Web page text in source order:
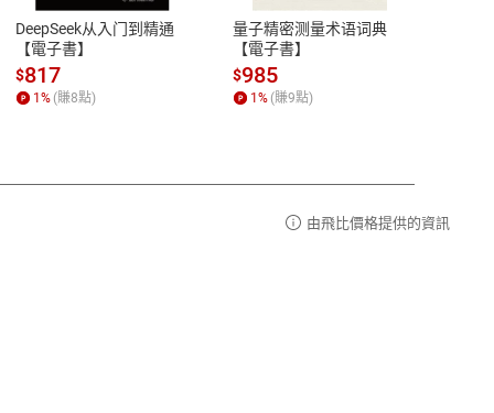
性
參
13:00-17:00 (國定假日及例假日休息)
客服電話：0080-1857077
DeepSeek从入门到精通
【電子書】
$817
1% (賺8點)
量子精密测量术语词典
【電子書】
$985
1% (賺9點)
由飛比價格提供的資訊